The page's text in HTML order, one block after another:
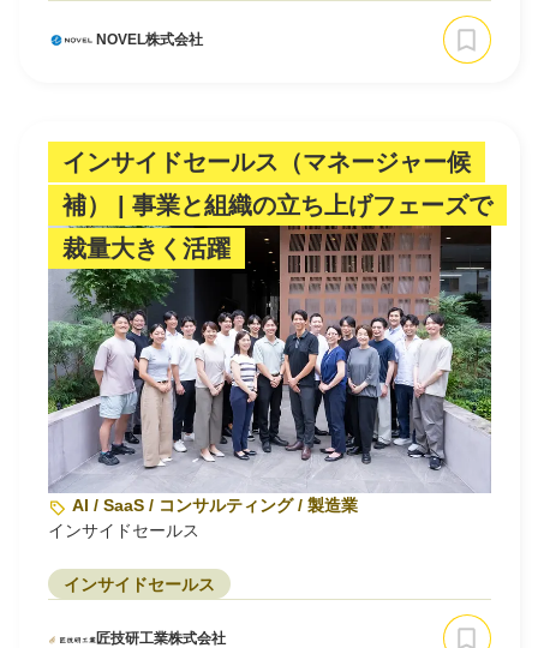
NOVEL株式会社
インサイドセールス（マネージャー候
補） | 事業と組織の立ち上げフェーズで
裁量大きく活躍
AI / SaaS / コンサルティング / 製造業
インサイドセールス
インサイドセールス
匠技研工業株式会社